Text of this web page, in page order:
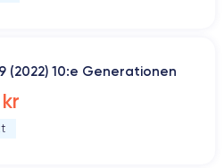
(2022) 10:e Generationen